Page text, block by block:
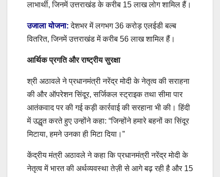
लाभार्थी, जिनमें उत्तराखंड के करीब 15 लाख लोग शामिल हैं।
उजाला योजना: देशभर में लगभग 36 करोड़ एलईडी बल्ब
वितरित, जिनमें उत्तराखंड में करीब 56 लाख शामिल हैं।
आर्थिक प्रगति और राष्ट्रीय सुरक्षा
श्री अठावले ने प्रधानमंत्री नरेंद्र मोदी के नेतृत्व की सराहना
की और ऑपरेशन सिंदूर, सर्जिकल स्ट्राइक तथा सीमा पार
आतंकवाद पर की गई कड़ी कार्रवाई की सरहाना भी की। हिंदी
में उद्धृत करते हुए उन्होंने कहा: “जिन्होंने हमारे बहनों का सिंदूर
मिटाया, हमने उनका ही मिटा दिया।”
केंद्रीय मंत्री अठावले ने कहा कि प्रधानमंत्री नरेंद्र मोदी के
नेतृत्व में भारत की अर्थव्यवस्था तेज़ी से आगे बढ़ रही है और 15